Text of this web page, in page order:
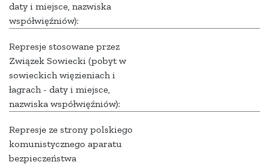
daty i miejsce, nazwiska
współwięźniów):
Represje stosowane przez
Związek Sowiecki (pobyt w
sowieckich więzieniach i
łagrach - daty i miejsce,
nazwiska współwięźniów):
Represje ze strony polskiego
komunistycznego aparatu
bezpieczeństwa